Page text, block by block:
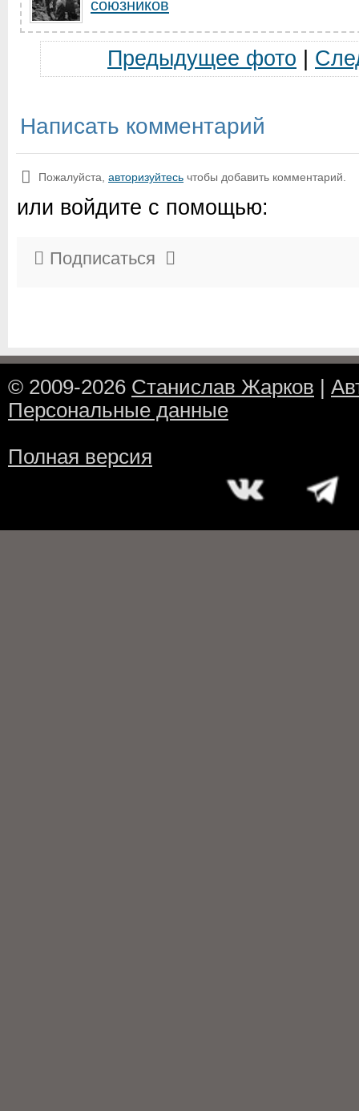
союзников
Предыдущее фото
Написать комментарий
Пожалуйста, авторизуйтесь чтобы добавить комментарий.
или войдите с помощью:
Подписаться
© 2009-2026 Станислав Жарков
Персональные данные
Полная версия